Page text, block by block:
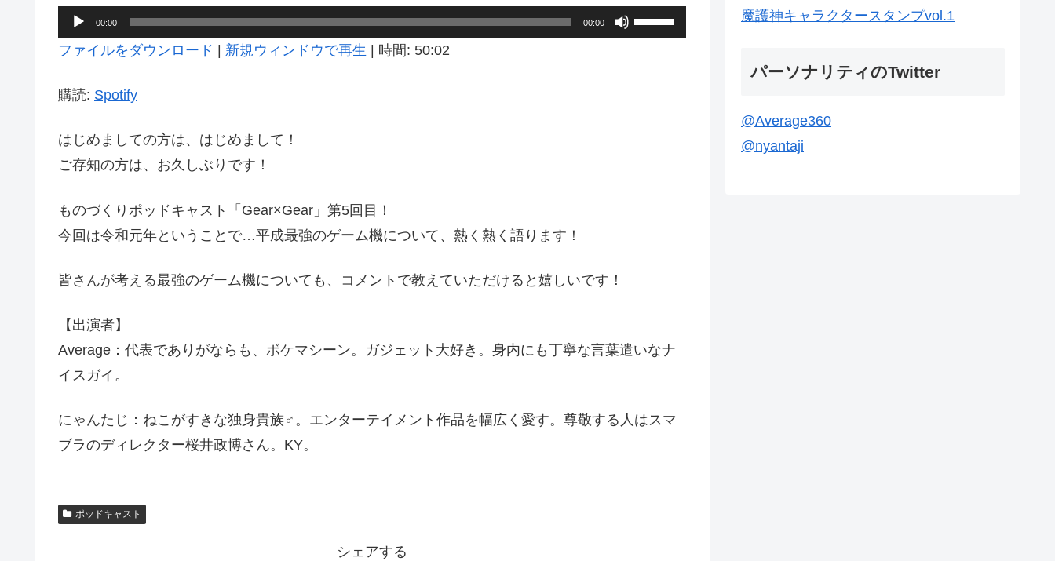
声
レ
ヤ
ー
00:00 00:00
ボ
リ
キ
使
ファイルをダウンロード | 新規ウィンドウで再生 | 時間: 50:02
購読: Spotify
はじめましての方は、はじめまして！
ご存知の方は、お久しぶりです！
ものづくりポッドキャスト「Gear×Gear」第5回目！
今回は令和元年ということで…平成最強のゲーム機について、熱く熱く語ります！
皆さんが考える最強のゲーム機についても、コメントで教えていただけると嬉しいです！
【出演者】
Average：代表でありがならも、ボケマシーン。ガジェット大好き。身内にも丁寧な言葉遣いなナ
イスガイ。
にゃんたじ：ねこがすきな独身貴族♂。エンターテイメント作品を幅広く愛す。尊敬する人はスマ
ブラのディレクター桜井政博さん。KY。
ポッドキャスト
シェアする
魔護神キャラクタースタンプvol.1
パーソナリティのTwitter
@Average360
@nyantaji